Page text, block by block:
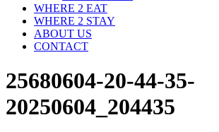
WHERE 2 EAT
WHERE 2 STAY
ABOUT US
CONTACT
25680604-20-44-35-
20250604_204435